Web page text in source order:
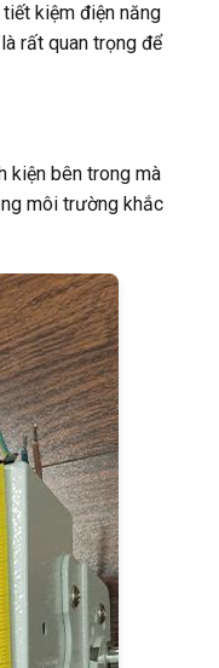
kiệm điện năng
rất quan trọng để
kiện bên trong mà
môi trường khắc